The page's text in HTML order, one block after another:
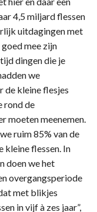
4,5 miljard flessen
uitdagingen met
mee zijn
dingen die je
we
de kleine flesjes
rond de
moeten meenemen.
ruim 85% van de
kleine flessen. In
doen we het
overgangsperiode
met blikjes
in vijf à zes jaar”,